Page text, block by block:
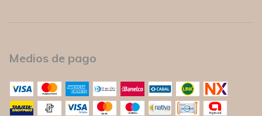
Medios de pago